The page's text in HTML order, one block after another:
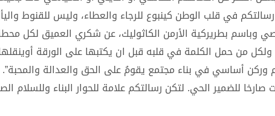
في قلب الوطن كينبوع للرجاء والعطاء، وليس للقنوط
بطريركية الأرمن الكاثوليك، عن شكري العميق لكل
من حمل الكلمة في قلبه قبل ان يكتبها على الورقة
وركن أساسي في بناء مجتمع يقومُ على الحق والعدالة والمحبة”.
للضمير الحي. لتكن رسالتكم علامة للحوار البناء وللسلام